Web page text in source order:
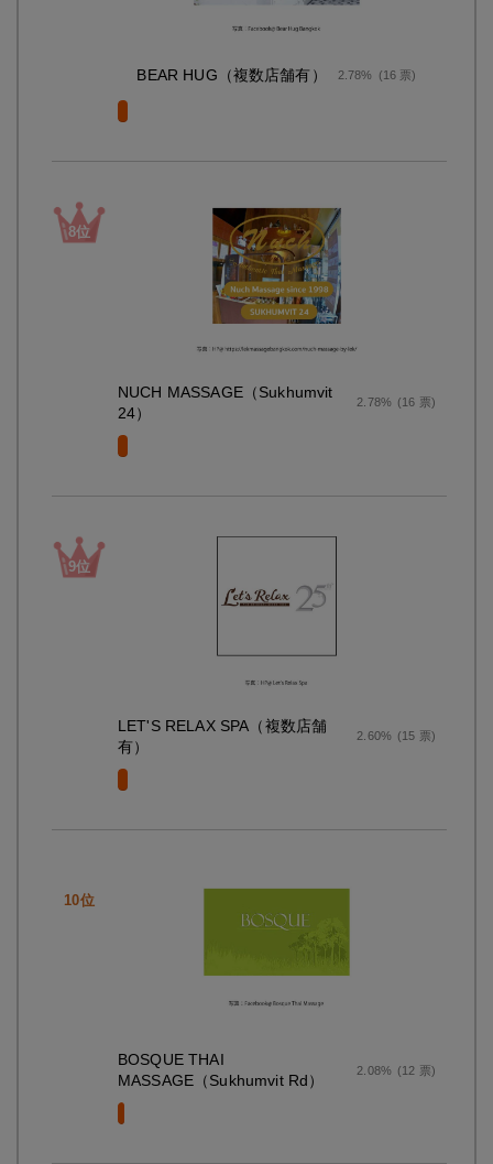
BEAR HUG（複数店舗有） 2.78% (16 票)
NUCH MASSAGE（Sukhumvit
24）
2.78% (16 票)
LET'S RELAX SPA（複数店舗
有）
2.60% (15 票)
BOSQUE THAI
MASSAGE（Sukhumvit Rd）
2.08% (12 票)